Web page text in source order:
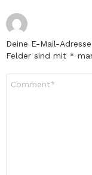
Deine E-Mail-
Felder sind mit *